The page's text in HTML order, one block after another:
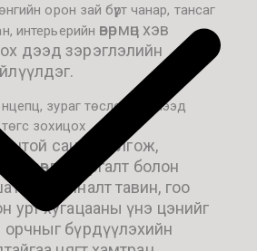
орон зай бүрт чанар, тансаг
интерьерийн өвөрмөц хэв
дээд зэрэглэлийн
зураг төслөөс эхлээд
зохицох
санал болгож,
зөвлөгөө, сургалт болон
бүрт хяналттавин, гоо
урт хугацааны үнэ цэнийг
орчныг бүрдүүлэхийн